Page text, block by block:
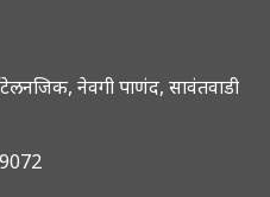
नेवगी पाणंद, सावंतवाडी